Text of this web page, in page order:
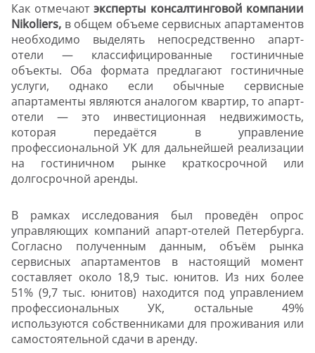
Как отмечают эксперты консалтинговой компании
Nikoliers, в общем объеме сервисных апартаментов
необходимо выделять непосредственно апарт-
отели — классифицированные гостиничные
объекты. Оба формата предлагают гостиничные
услуги, однако если обычные сервисные
апартаменты являются аналогом квартир, то апарт-
отели — это инвестиционная недвижимость,
которая передаётся в управление
профессиональной УК для дальнейшей реализации
на гостиничном рынке краткосрочной или
долгосрочной аренды.
В рамках исследования был проведён опрос
управляющих компаний апарт-отелей Петербурга.
Согласно полученным данным, объём рынка
сервисных апартаментов в настоящий момент
составляет около 18,9 тыс. юнитов. Из них более
51% (9,7 тыс. юнитов) находится под управлением
профессиональных УК, остальные 49%
используются собственниками для проживания или
самостоятельной сдачи в аренду.